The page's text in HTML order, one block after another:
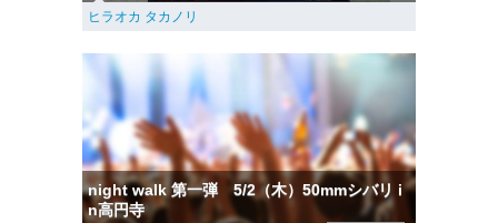
ヒラオカ タカノリ
night walk 第一弾 5/2（木）50mmシバリ i
n高円寺